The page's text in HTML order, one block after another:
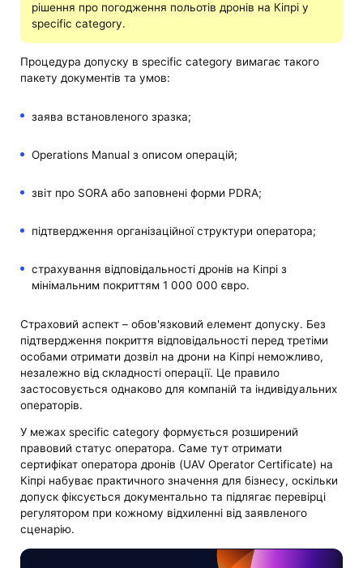
рішення про погодження польотів дронів на Кіпрі у
specific category.
Процедура допуску в specific category вимагає такого
пакету документів та умов:
заява встановленого зразка;
Operations Manual з описом операцій;
звіт про SORA або заповнені форми PDRA;
підтвердження організаційної структури оператора;
страхування відповідальності дронів на Кіпрі з
мінімальним покриттям 1 000 000 євро.
Страховий аспект – обов'язковий елемент допуску. Без
підтвердження покриття відповідальності перед третіми
особами отримати дозвіл на дрони на Кіпрі неможливо,
незалежно від складності операції. Це правило
застосовується однаково для компаній та індивідуальних
операторів.
У межах specific category формується розширений
правовий статус оператора. Саме тут отримати
сертифікат оператора дронів (UAV Operator Certificate) на
Кіпрі набуває практичного значення для бізнесу, оскільки
допуск фіксується документально та підлягає перевірці
регулятором при кожному відхиленні від заявленого
сценарію.